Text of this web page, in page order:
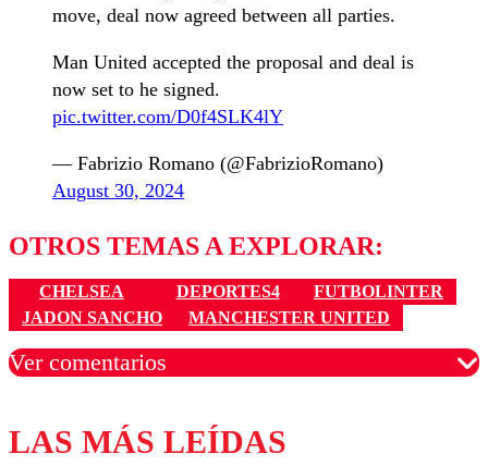
move, deal now agreed between all parties.
Man United accepted the proposal and deal is
now set to he signed.
pic.twitter.com/D0f4SLK4lY
— Fabrizio Romano (@FabrizioRomano)
August 30, 2024
OTROS TEMAS A EXPLORAR:
CHELSEA DEPORTES4
FUTBOLINTER
JADON SANCHO
MANCHESTER UNITED
Ver comentarios
Los comentarios son moderados para garantizar un
diálogo respetuoso.
LAS MÁS LEÍDAS